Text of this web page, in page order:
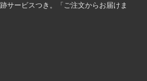
サービスつき。「ご注文からお届けま